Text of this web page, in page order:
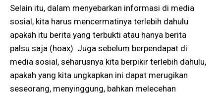
Selain itu, dalam menyebarkan informasi di media
sosial, kita harus mencermatinya terlebih dahulu
apakah itu berita yang terbukti atau hanya berita
palsu saja (hoax). Juga sebelum berpendapat di
media sosial, seharusnya kita berpikir terlebih dahulu,
apakah yang kita ungkapkan ini dapat merugikan
seseorang, menyinggung, bahkan melecehan